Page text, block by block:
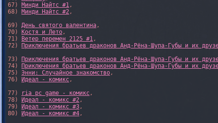
67) Минди Найтс #1,
68) Минди Найтс #2,
69) День святого валентина,
70)
Костя и Лето,
71)
Ветер перемен 2125 #1,
72)
Приключения братьев драконов Анд-Рёна-Шупа-Губы и их
73)
Приключения братьев драконов Анд-Рёна-Шупа-Губы и их
74)
Приключения братьев драконов Анд-Рёна-Шупа-Губы и их
75) Энни: Случайное знакомство,
76)
Идеал - комикс,
77)
ria pc game - комикс,
78)
Идеал - комикс #2,
79)
Идеал - комикс #3,
80)
Идеал - комикс #4,